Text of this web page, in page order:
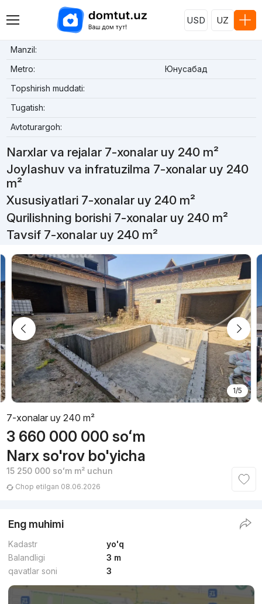
USD UZ
Manzil:
Metro:
Юнусабад
Topshirish muddati:
Tugatish:
Avtoturargoh:
Narxlar va rejalar 7-xonalar uy 240 m²
Joylashuv va infratuzilma 7-xonalar uy 240
m²
Xususiyatlari 7-xonalar uy 240 m²
Qurilishning borishi 7-xonalar uy 240 m²
Tavsif 7-xonalar uy 240 m²
1/5
7-xonalar uy 240 m²
3 660 000 000 soʻm
Narx so'rov bo'yicha
15 250 000 soʻmm² uchun
Chop etilgan 08.06.2026
Eng muhimi
Kadastr
yo'q
Balandligi
3 m
qavatlar soni
3